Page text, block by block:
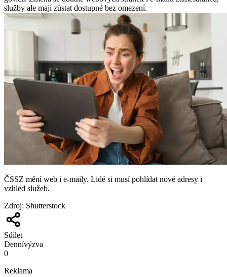
služby ale mají zůstat dostupné bez omezení.
ČSSZ mění web i e-maily. Lidé si musí pohlídat nové adresy i
vzhled služeb.
Zdroj: Shutterstock
Sdílet
Dennívýzva
0
Reklama